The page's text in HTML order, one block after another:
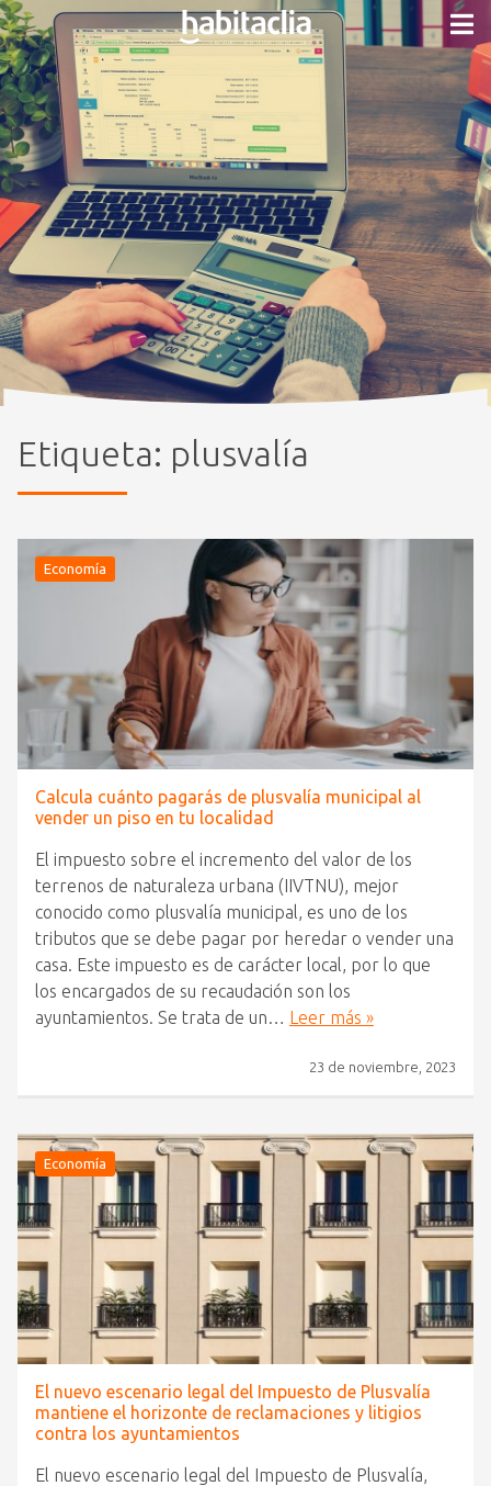
Etiqueta: plusvalía
Economía
Calcula cuánto pagarás de plusvalía municipal al
vender un piso en tu localidad
El impuesto sobre el incremento del valor de los
terrenos de naturaleza urbana (IIVTNU), mejor
conocido como plusvalía municipal, es uno de los
tributos que se debe pagar por heredar o vender una
casa. Este impuesto es de carácter local, por lo que
los encargados de su recaudación son los
ayuntamientos. Se trata de un… Leer más »
23 de noviembre, 2023
Economía
El nuevo escenario legal del Impuesto de Plusvalía
mantiene el horizonte de reclamaciones y litigios
contra los ayuntamientos
El nuevo escenario legal del Impuesto de Plusvalía,